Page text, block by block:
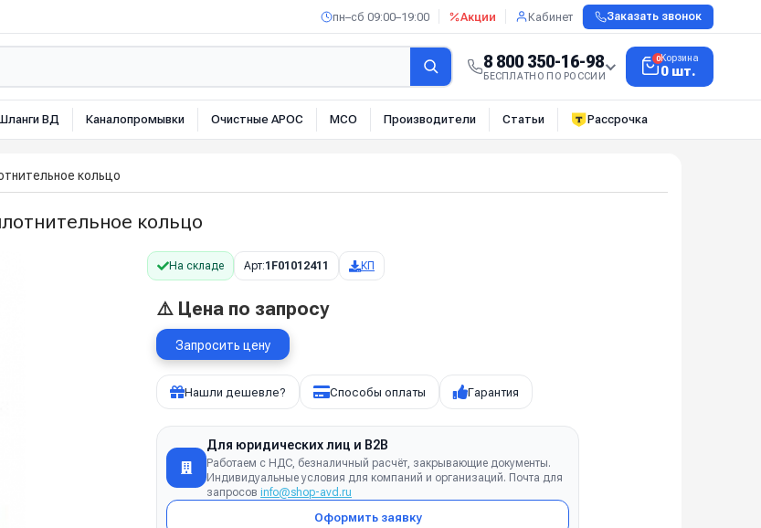
пн–сб 09:00–19:00 Акции Кабинет Заказать звонок
8 800 350-16-98
БЕСПЛАТНО ПО РОССИИ
0Корзина
0 шт.
ВД Каналопромывки Очистные АРОС МСО Производители Статьи Рассрочка
кольцо
кольцо
На складе Арт:1F01012411 КП
⚠️ Цена по запросу
Запросить цену
Нашли дешевле? Способы оплаты Гарантия
Для юридических лиц и B2B
Работаем с НДС, безналичный расчёт, закрывающие документы.
Индивидуальные условия для компаний и организаций. Почта для
запросов info@shop-avd.ru
Оформить заявку